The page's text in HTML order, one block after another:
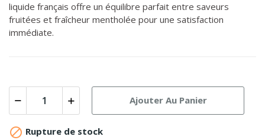
liquide français offre un équilibre parfait entre saveurs
fruitées et fraîcheur mentholée pour une satisfaction
immédiate.
Ajouter Au Panier
 Rupture de stock